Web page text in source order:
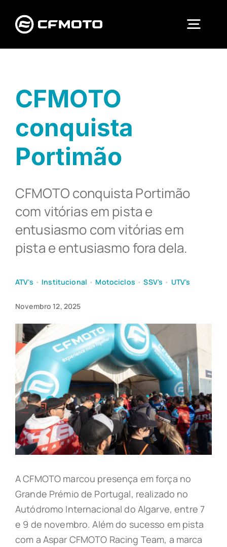
content
ATV
TEST RIDE
NOTÍCIAS
ONDE COMPRAR
CFMOTO
conquista
Portimão
CFMOTO conquista Portimão
com vitórias em pista e
entusiasmo com vitórias em
pista e entusiasmo fora dela.
ATV's • Institucional • Motociclos •SSV's • UTV's
Novembro 12, 2025
A CFMOTO marcou presença em força no
Grande Prémio de Portugal, realizado no
Autódromo Internacional do Algarve, entre 7
e 9 de novembro. Além do sucesso em pista
com a Aspar CFMOTO Racing Team, a marca